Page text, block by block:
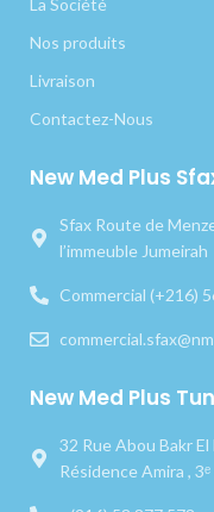
La Société
Nos produits
Livraison
Contactez-Nous
New Med Plus
Sfax Route de
l’immeuble Jumeirah
Commercial (+216)
New Med Plus
32 Rue Abou Bakr
Résidence Amira ,